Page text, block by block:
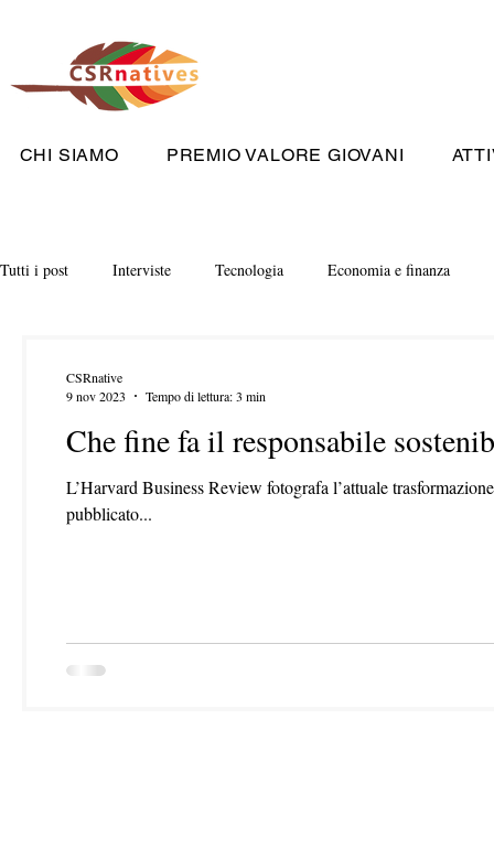
CHI SIAMO PREMIO VALORE GIOVANI
Tutti i post Interviste Tecnologia Economia e finanza
Che fine fa il responsabile
L’Harvard Business Review fotografa l’attuale
pubblicato...
CSRnative
9 nov 2023
Tempo di lettura: 3 min